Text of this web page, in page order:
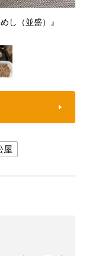
し（並盛）』
屋